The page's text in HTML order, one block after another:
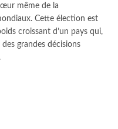
même de la
Cette élection est
croissant d’un pays qui,
grandes décisions